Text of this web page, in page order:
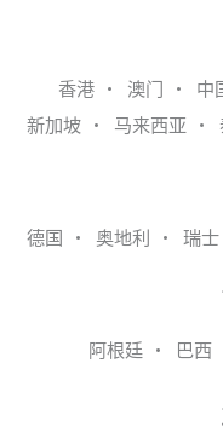
香港 澳门 中
新加坡
马来西亚
德国 奥地利 瑞士
阿根廷 巴西